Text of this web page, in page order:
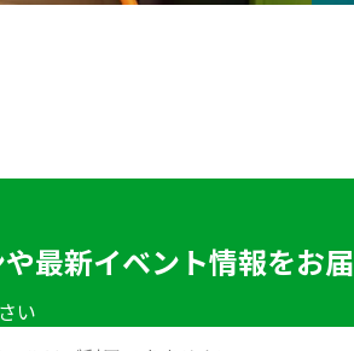
最新イベント情報をお
い